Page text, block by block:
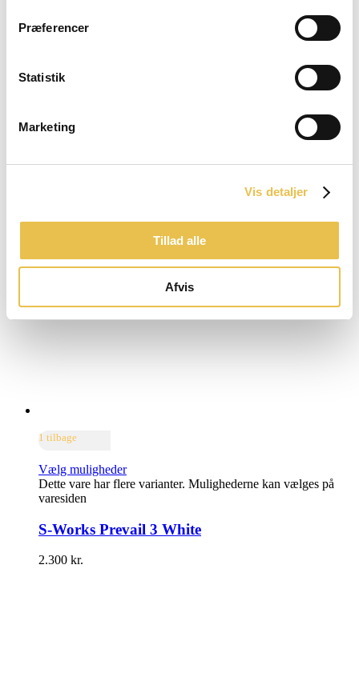
Præferencer
Statistik
Marketing
Vis detaljer
Tillad alle
Afvis
1 tilbage
Vælg muligheder
Dette vare har flere varianter. Mulighederne kan vælges på
varesiden
S-Works Prevail 3 White
2.300 kr.